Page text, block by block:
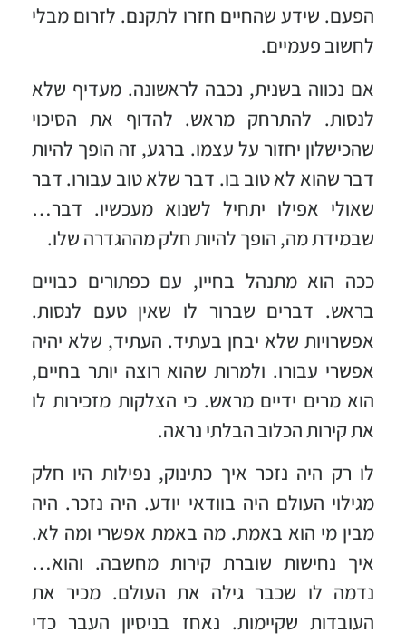
הפעם. שידע שהחיים חזרו לתקנם. לזרום מבלי
לחשוב פעמיים.
אם נכווה בשנית, נכבה לראשונה. מעדיף שלא
לנסות. להתרחק מראש. להדוף את הסיכוי
שהכישלון יחזור על עצמו. ברגע, זה הופך להיות
דבר שהוא לא טוב בו. דבר שלא טוב עבורו. דבר
שאולי אפילו יתחיל לשנוא מעכשיו. דבר…
שבמידת מה, הופך להיות חלק מההגדרה שלו.
ככה הוא מתנהל בחייו, עם כפתורים כבויים
בראש. דברים שברור לו שאין טעם לנסות.
אפשרויות שלא יבחן בעתיד. העתיד, שלא יהיה
אפשרי עבורו. ולמרות שהוא רוצה יותר בחיים,
הוא מרים ידיים מראש. כי הצלקות מזכירות לו
את קירות הכלוב הבלתי נראה.
לו רק היה נזכר איך כתינוק, נפילות היו חלק
מגילוי העולם היה בוודאי יודע. היה נזכר. היה
מבין מי הוא באמת. מה באמת אפשרי ומה לא.
איך נחישות שוברת קירות מחשבה. והוא…
נדמה לו שכבר גילה את העולם. מכיר את
העובדות שקיימות. נאחז בניסיון העבר כדי